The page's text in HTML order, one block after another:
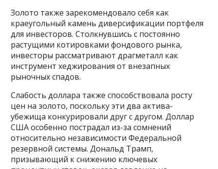
Золото также зарекомендовало себя как
краеугольный камень диверсификации портфеля
для инвесторов. Столкнувшись с постоянно
растущими котировками фондового рынка,
инвесторы рассматривают драгметалл как
инструмент хеджирования от внезапных
рыночных спадов.
Слабость доллара также способствовала росту
цен на золото, поскольку эти два актива-
убежища конкурировали друг с другом. Доллар
США особенно пострадал из-за сомнений
относительно независимости Федеральной
резервной системы. Дональд Трамп,
призывающий к снижению ключевых